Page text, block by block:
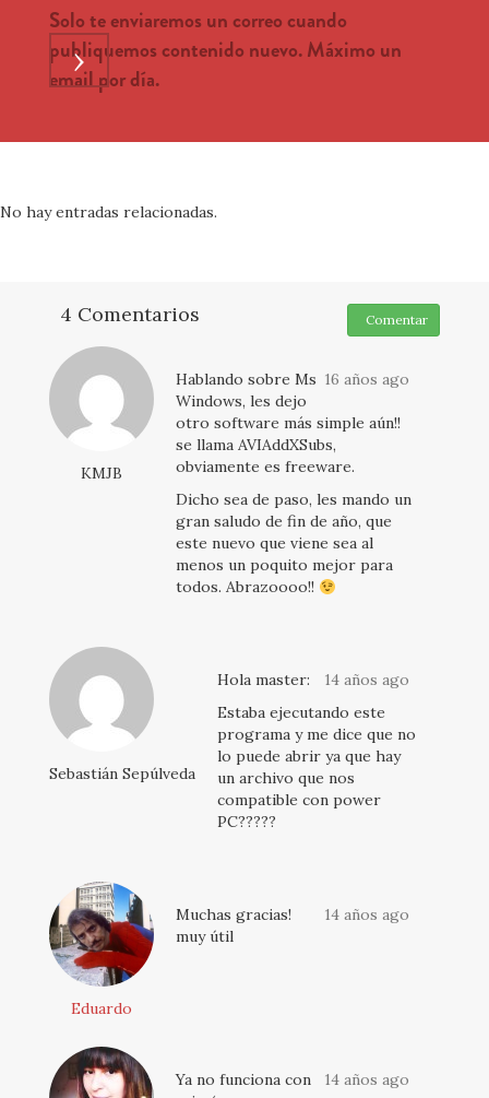
Solo te enviaremos un correo cuando
publiquemos contenido nuevo. Máximo un
email por día.
›
No hay entradas relacionadas.
4 Comentarios Comentar
KMJB
16 años ago
Hablando sobre Ms
Windows, les dejo
otro software más simple aún!!
se llama AVIAddXSubs,
obviamente es freeware.
Dicho sea de paso, les mando un
gran saludo de fin de año, que
este nuevo que viene sea al
menos un poquito mejor para
todos. Abrazoooo!!
Sebastián Sepúlveda
14 años ago
Hola master:
Estaba ejecutando este
programa y me dice que no
lo puede abrir ya que hay
un archivo que nos
compatible con power
PC?????
Eduardo
14 años ago
Muchas gracias!
muy útil
14 años ago
Ya no funciona con